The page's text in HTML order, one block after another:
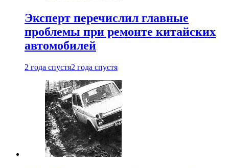
Эксперт перечислил главные
проблемы при ремонте китайских
автомобилей
2 года спустя2 года спустя